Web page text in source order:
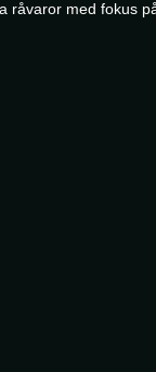
råvaror med fokus